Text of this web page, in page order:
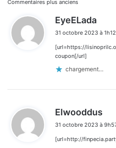
Navigation
dans
les
commentaires
Commentaires plus anciens
EyeELada
t
31 octobre 2023 à 1h12
[url=https://
coupon[/url]
chargement…
Elwooddus
31 octobre 2023 à
[url=http://